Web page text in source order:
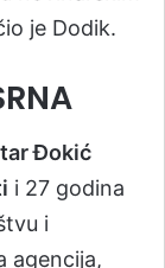
je Dodik.
Đokić
i 27 godina
i
agencija,